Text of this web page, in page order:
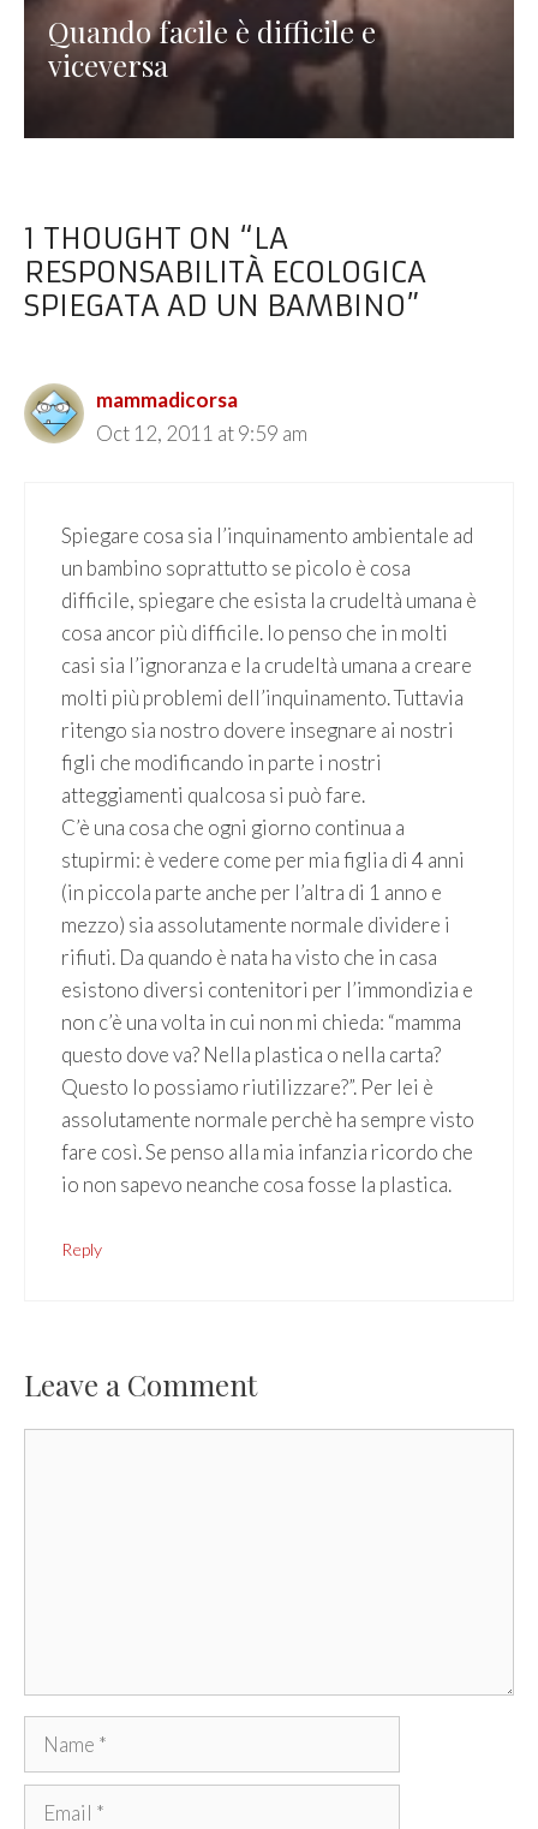
Quando facile è difficile e
viceversa
1 THOUGHT ON “LA
RESPONSABILITÀ ECOLOGICA
SPIEGATA AD UN BAMBINO”
mammadicorsa
Oct 12, 2011 at 9:59 am
Spiegare cosa sia l’inquinamento ambientale ad
un bambino soprattutto se picolo è cosa
difficile, spiegare che esista la crudeltà umana è
cosa ancor più difficile. Io penso che in molti
casi sia l’ignoranza e la crudeltà umana a creare
molti più problemi dell’inquinamento. Tuttavia
ritengo sia nostro dovere insegnare ai nostri
figli che modificando in parte i nostri
atteggiamenti qualcosa si può fare.
C’è una cosa che ogni giorno continua a
stupirmi: è vedere come per mia figlia di 4 anni
(in piccola parte anche per l’altra di 1 anno e
mezzo) sia assolutamente normale dividere i
rifiuti. Da quando è nata ha visto che in casa
esistono diversi contenitori per l’immondizia e
non c’è una volta in cui non mi chieda: “mamma
questo dove va? Nella plastica o nella carta?
Questo lo possiamo riutilizzare?”. Per lei è
assolutamente normale perchè ha sempre visto
fare così. Se penso alla mia infanzia ricordo che
io non sapevo neanche cosa fosse la plastica.
Reply
Leave a Comment
Name
Email